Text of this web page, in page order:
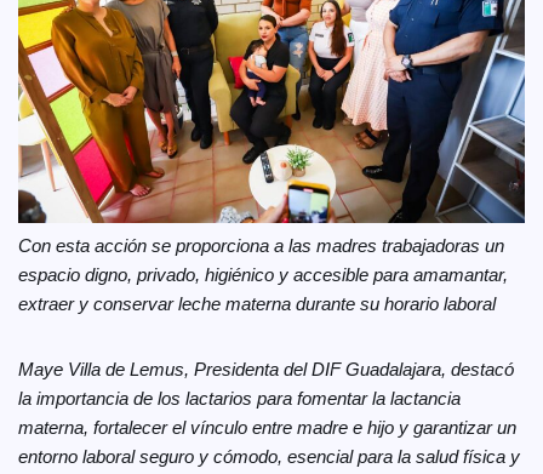
Con esta acción se proporciona a las madres trabajadoras un
espacio digno, privado, higiénico y accesible para amamantar,
extraer y conservar leche materna durante su horario laboral
Maye Villa de Lemus, Presidenta del DIF Guadalajara, destacó
la importancia de los lactarios para fomentar la lactancia
materna, fortalecer el vínculo entre madre e hijo y garantizar un
entorno laboral seguro y cómodo, esencial para la salud física y